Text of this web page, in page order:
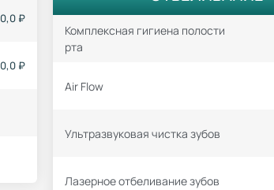
₽
₽
Комплексная гигиена полости
рта
Air Flow
Ультразвуковая чистка зубов
Лазерное отбеливание зубов